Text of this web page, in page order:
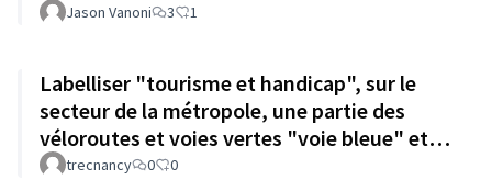
Jason Vanoni 3 1
Labelliser "tourisme et handicap", sur le
secteur de la métropole, une partie des
véloroutes et voies vertes "voie bleue" et
"Boucle de la Moselle"
trecnancy 0 0